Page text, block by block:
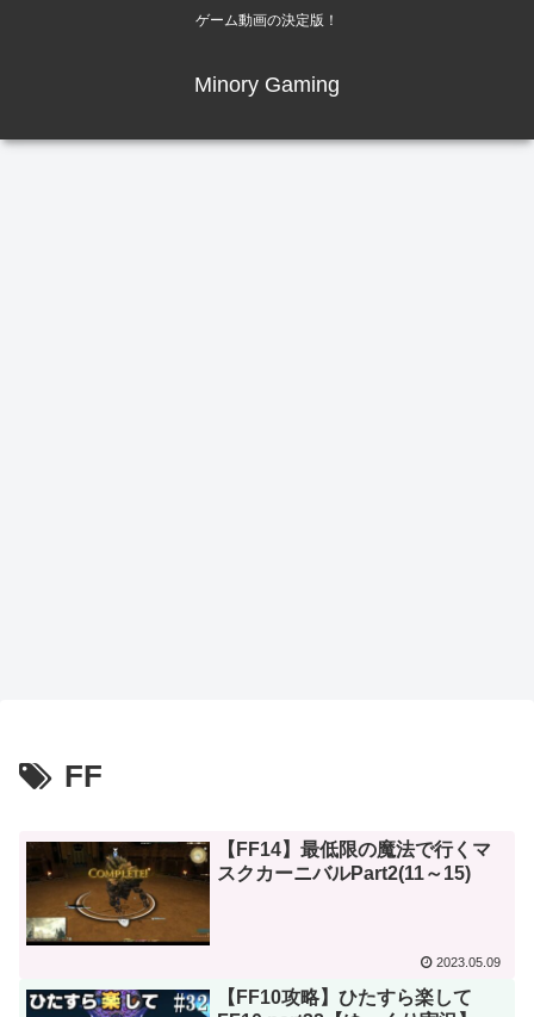
ゲーム動画の決定版！
Minory Gaming
FF
【FF14】最低限の魔法で行くマ
スクカーニバルPart2(11～15)
2023.05.09
【FF10攻略】ひたすら楽して